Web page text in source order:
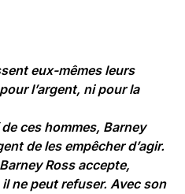
eux-mêmes leurs
l’argent, ni pour la
ces hommes, Barney
de les empêcher d’agir.
Ross accepte,
ne peut refuser. Avec son